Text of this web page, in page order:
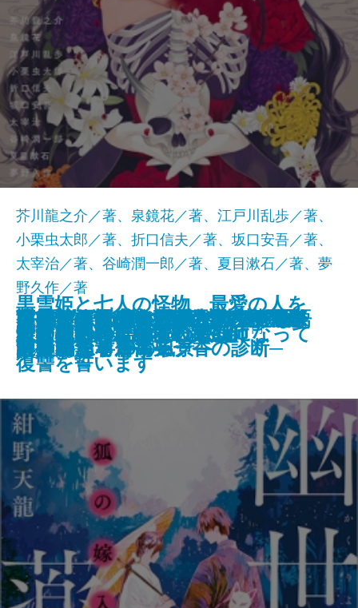
このクリニックはつぶれます！─
医療コンサル高柴一香の診断─
美澄真白の正なる殺人
いただきますは、ふたりで。─恋
と食のある10の風景─
世界でいちばん透きとおった物語
2
黒雪姫と七人の怪物 最愛の人を
殺されたので黒衣の悪女になって
復讐を誓います
コンビニ兄弟4―テンダネス門司
港こがね村店―
守り刀のうた
堕天の誘惑 幽世の薬剤師
名探偵の顔が良い―天草茅夢のジ
ャンクな事件簿―
タナトスの蒐集匣 -耽美幻想作品
集-
芥川龍之介／著、泉鏡花／著、江戸川乱歩／著、
小栗虫太郎／著、折口信夫／著、坂口安吾／著、
太宰治／著、谷崎潤一郎／著、夏目漱石／著、夢
野久作／著
新潮文庫nex 978-4-10-180294-7 737円
2024/09/30
狐の嫁入り 幽世の薬剤師
龍ノ国幻想7 神問いの応
ケーキ王子の名推理(スペシャリ
テ)7
さよならの言い方なんて知らな
い。9
幽霊を信じない理系大学生、霊媒
師のバイトをする
天才少女は重力場で踊る
天狗屋敷の殺人
イデアの再臨
可能性の怪物 文豪とアルケミス
ト短編集
VR浮遊館の謎―探偵AIのリアル・
ディープラーニング―